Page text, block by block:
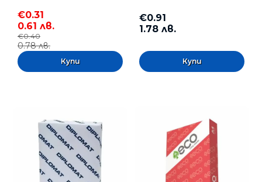
€0.31
0.61 лв.
€0.40
0.78 лв.
€0.91
1.78 лв.